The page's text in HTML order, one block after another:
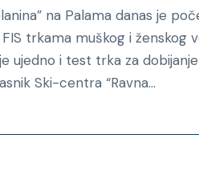
na Palama danas je
trkama muškog i
ujedno i test trka za
Ski-centra “Ravna...